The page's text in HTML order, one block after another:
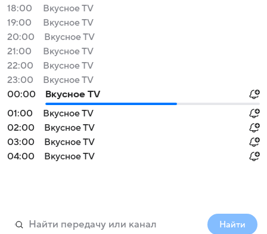
18:00
Вкусное TV
19:00
Вкусное TV
20:00
Вкусное TV
21:00
Вкусное TV
22:00
Вкусное TV
23:00
Вкусное TV
00:00
Вкусное TV
01:00
Вкусное TV
02:00
Вкусное TV
03:00
Вкусное TV
04:00
Вкусное TV
Найти